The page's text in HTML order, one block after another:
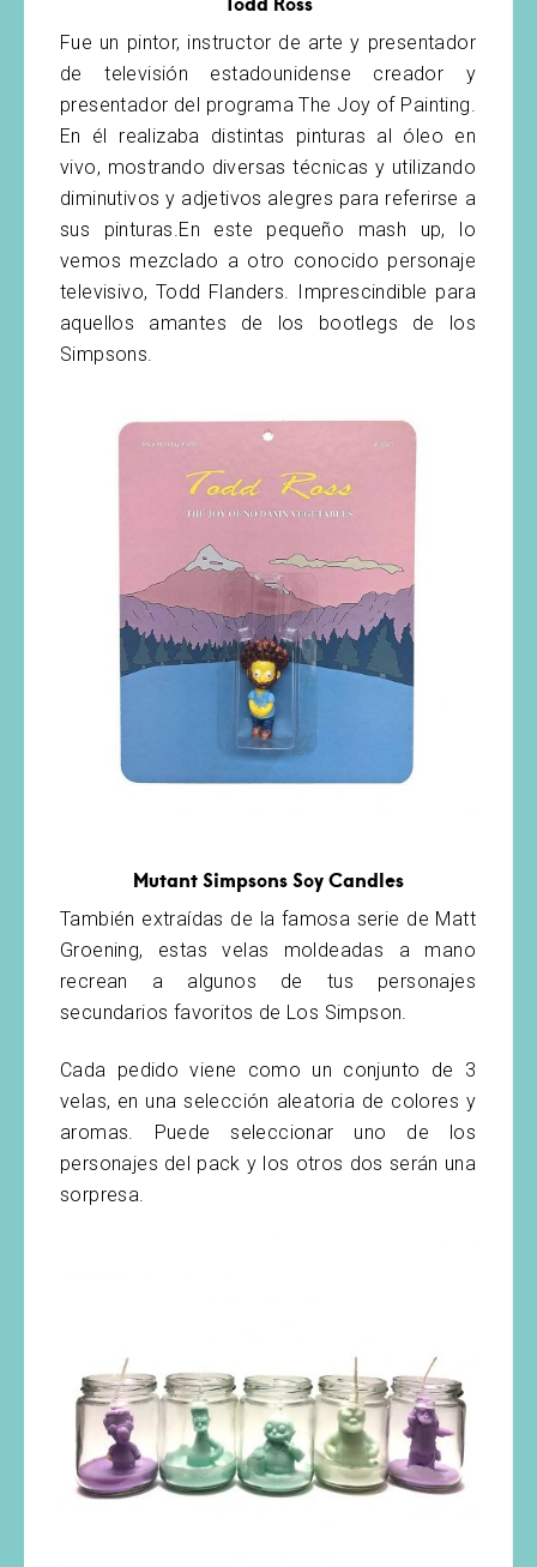
Fue un pintor, instructor de arte y presentador
de televisión estadounidense creador y
presentador del programa The Joy of Painting.
En él realizaba distintas pinturas al óleo en
vivo, mostrando diversas técnicas y utilizando
diminutivos y adjetivos alegres para referirse a
sus pinturas.En este pequeño mash up, lo
vemos mezclado a otro conocido personaje
televisivo, Todd Flanders. Imprescindible para
aquellos amantes de los bootlegs de los
Simpsons.
Mutant Simpsons Soy Candles
También extraídas de la famosa serie de Matt
Groening, estas velas moldeadas a mano
recrean a algunos de tus personajes
secundarios favoritos de Los Simpson.
Cada pedido viene como un conjunto de 3
velas, en una selección aleatoria de colores y
aromas. Puede seleccionar uno de los
personajes del pack y los otros dos serán una
sorpresa.